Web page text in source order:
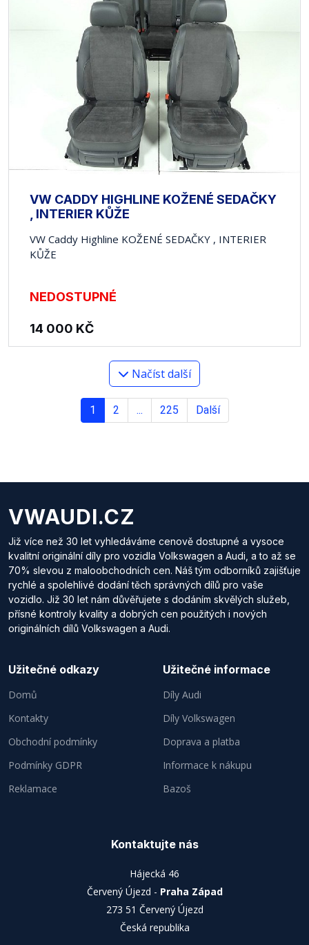
VW CADDY HIGHLINE KOŽENÉ SEDAČKY
, INTERIER KŮŽE
VW Caddy Highline KOŽENÉ SEDAČKY , INTERIER
KŮŽE
NEDOSTUPNÉ
14 000 KČ
Načíst další
1 2 ... 225 Další
VWAUDI.CZ
Již více než 30 let vyhledáváme cenově dostupné a vysoce
kvalitní originální díly pro vozidla Volkswagen a Audi, a to až se
70% slevou z maloobchodních cen. Náš tým odborníků zajišťuje
rychlé a spolehlivé dodání těch správných dílů pro vaše
vozidlo. Již 30 let nám důvěřujete s dodáním skvělých služeb,
přísné kontroly kvality a dobrých cen použitých i nových
originálních dílů Volkswagen a Audi.
Užitečné odkazy
Domů
Kontakty
Obchodní podmínky
Podmínky GDPR
Reklamace
Užitečné informace
Díly Audi
Díly Volkswagen
Doprava a platba
Informace k nákupu
Bazoš
Kontaktujte nás
Hájecká 46
Červený Újezd - Praha Západ
273 51 Červený Újezd
Česká republika